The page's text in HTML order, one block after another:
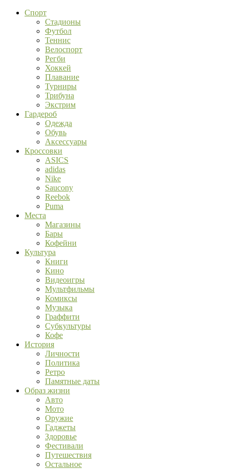
Спорт
Стадионы
Футбол
Теннис
Велоспорт
Регби
Хоккей
Плавание
Турниры
Трибуна
Экстрим
Гардероб
Одежда
Обувь
Аксессуары
Кроссовки
ASICS
adidas
Nike
Saucony
Reebok
Puma
Места
Магазины
Бары
Кофейни
Культура
Книги
Кино
Видеоигры
Мультфильмы
Комиксы
Музыка
Граффити
Субкультуры
Кофе
История
Личности
Политика
Ретро
Памятные даты
Образ жизни
Авто
Мото
Оружие
Гаджеты
Здоровье
Фестивали
Путешествия
Остальное